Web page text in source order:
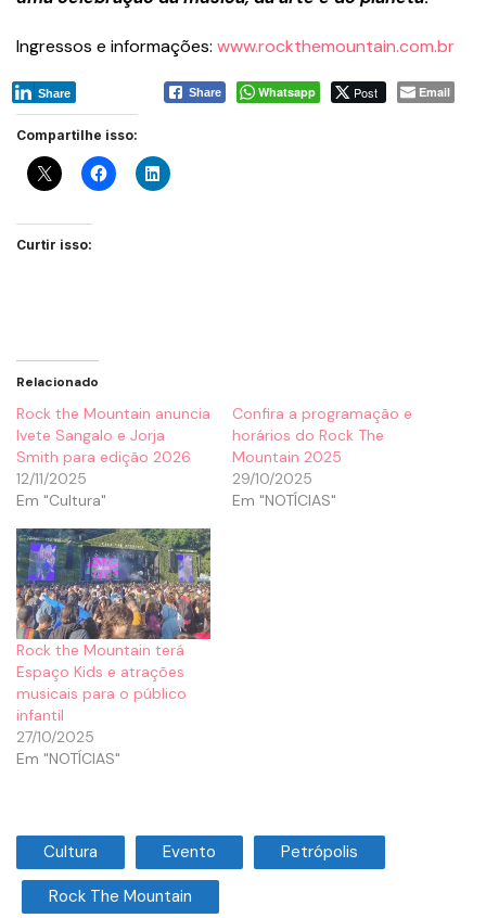
Ingressos e informações: www.rockthemountain.com.br
Share Whatsapp Post Email
Share
Compartilhe isso:
Curtir isso:
Relacionado
Rock the Mountain anuncia
Ivete Sangalo e Jorja
Smith para edição 2026
12/11/2025
Em "Cultura"
Confira a programação e
horários do Rock The
Mountain 2025
29/10/2025
Em "NOTÍCIAS"
Rock the Mountain terá
Espaço Kids e atrações
musicais para o público
infantil
27/10/2025
Em "NOTÍCIAS"
Cultura Evento Petrópolis
Rock The Mountain